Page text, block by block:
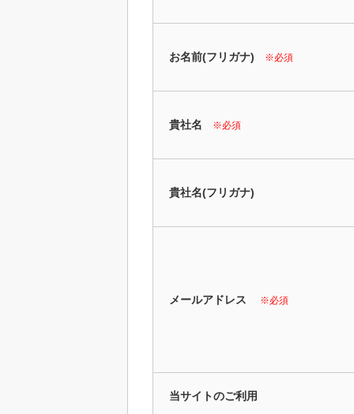
お名前(フリガナ) ※必須
貴社名 ※必須
貴社名(フリガナ)
メールアドレス ※必須
当サイトのご利用